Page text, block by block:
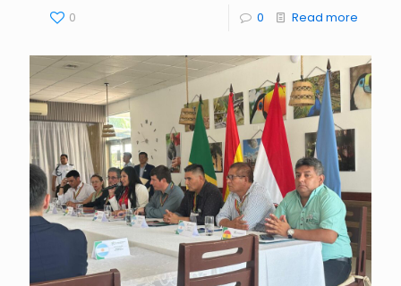
0 0 Read more